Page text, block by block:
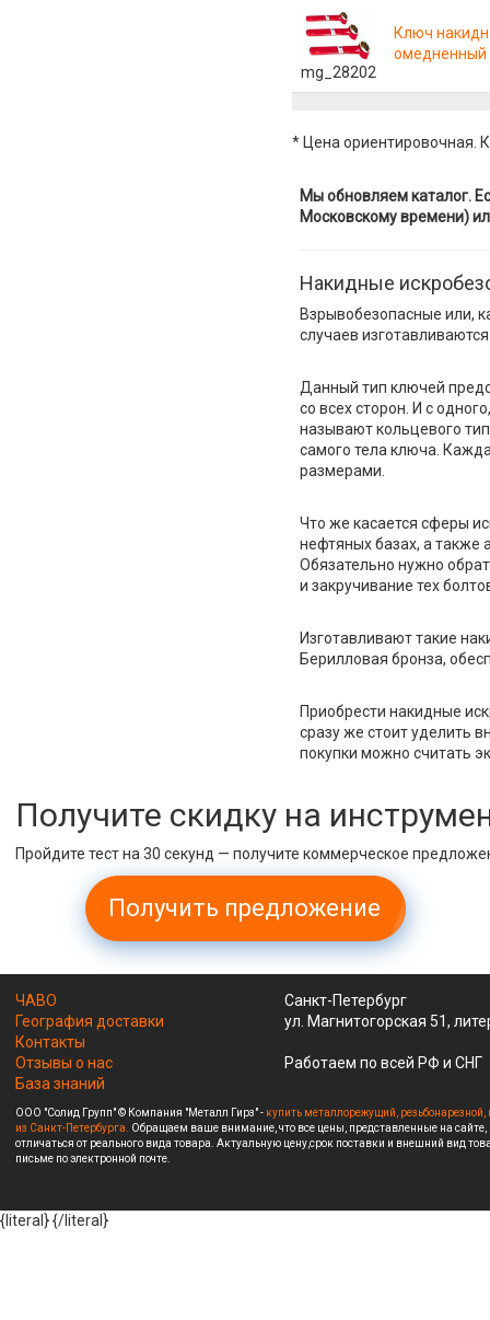
mg_28202
Ключ
омедненный
* Цена ориентировочная.
Мы обновляем каталог.
Московскому времени)
Накидные
Взрывобезопасные или,
случаев
Данный тип ключей
со всех сторон. И с
называют кольцевого
самого тела ключа.
размерами.
Что же касается сферы
нефтяных базах, а также
Обязательно нужно
и закручивание тех
Изготавливают такие
Берилловая бронза,
Приобрести накидные
сразу же стоит уделить
покупки можно считать
Получите скидку на
Пройдите тест на 30 секунд — получите коммерческое
Получить предложение
ЧАВО
География доставки
Контакты
Отзывы о нас
База знаний
Санкт-Петербург
ул. Магнитогорская 51,
Работаем по всей РФ и СНГ
ООО "Солид Групп" © Компания "Металл Гирз" - купить металлорежущий,
из Санкт-Петербурга. Обращаем ваше внимание, что все цены, представленные на
отличаться от реального вида товара. Актуальную цену,срок поставки и внешний вид
письме по электронной почте.
{literal}{/literal}